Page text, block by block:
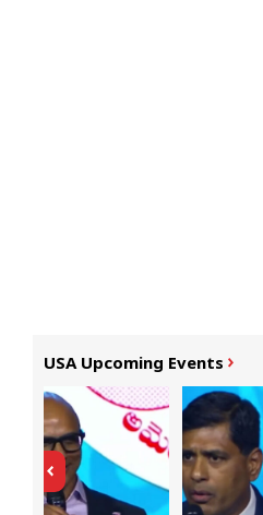
USA Upcoming Events